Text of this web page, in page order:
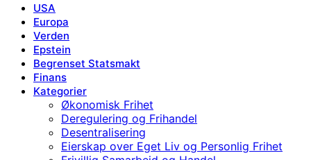
USA
Europa
Verden
Epstein
Begrenset Statsmakt
Finans
Kategorier
Økonomisk Frihet
Deregulering og Frihandel
Desentralisering
Eierskap over Eget Liv og Personlig Frihet